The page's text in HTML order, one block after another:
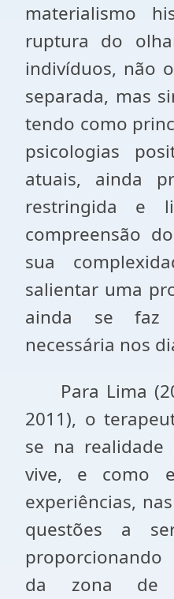
materialismo
ruptura do
indivíduos, não
separada, mas
tendo como
psicologias
atuais, ainda
restringida e
compreensão
sua
salientar uma
ainda se
necessária nos
Para Lima
2011), o
se na
vive, e como
experiências,
questões a
da zona de